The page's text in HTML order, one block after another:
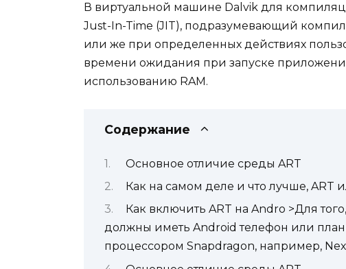
В виртуальной машине Dalvik для
Just-In-Time (JIT), подразумевающий
или же при определенных действиях
времени ожидания при запуске
использованию RAM.
Содержание
Основное отличие среды ART
Как на самом деле и что лучше, ART
Как включить ART на Andro >Для
должны иметь Android телефон или
процессором Snapdragon, например,